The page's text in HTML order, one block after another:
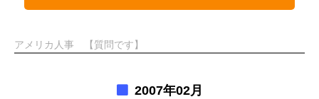
アメリカ人事 【質問です】
2007年02月